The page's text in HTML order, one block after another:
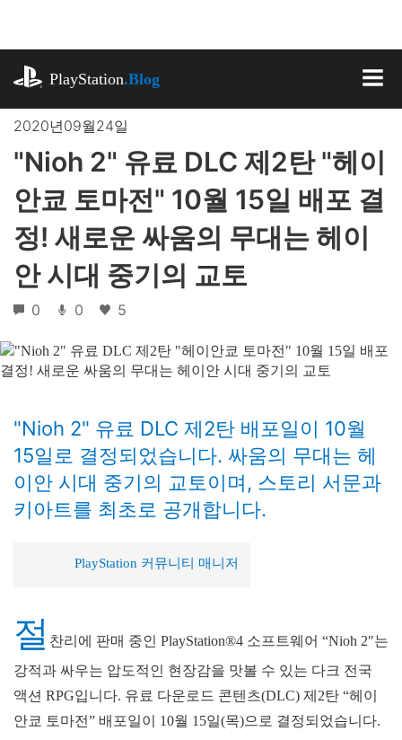
로
뛰
PlayStation.Blog
2020년09월24일
"Nioh 2" 유료 DLC 제2탄 "헤이
안쿄 토마전" 10월 15일 배포 결
정! 새로운 싸움의 무대는 헤이
안 시대 중기의 교토
0 0 5
"Nioh 2" 유료 DLC 제2탄 배포일이 10월
15일로 결정되었습니다. 싸움의 무대는 헤
이안 시대 중기의 교토이며, 스토리 서문과
키아트를 최초로 공개합니다.
PlayStation 커뮤니티 매니저
절 찬리에 판매 중인 PlayStation®4 소프트웨어 “Nioh 2″는
강적과 싸우는 압도적인 현장감을 맛볼 수 있는 다크 전국
액션 RPG입니다. 유료 다운로드 콘텐츠(DLC) 제2탄 “헤이
안쿄 토마전” 배포일이 10월 15일(목)으로 결정되었습니다.